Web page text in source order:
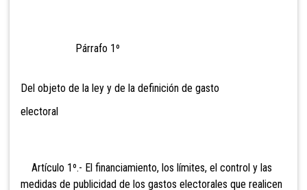
Párrafo 1º
Del objeto de la ley y de la definición de gasto
electoral
Artículo 1º.- El financiamiento, los límites, el control y las
medidas de publicidad de los gastos electorales que realicen